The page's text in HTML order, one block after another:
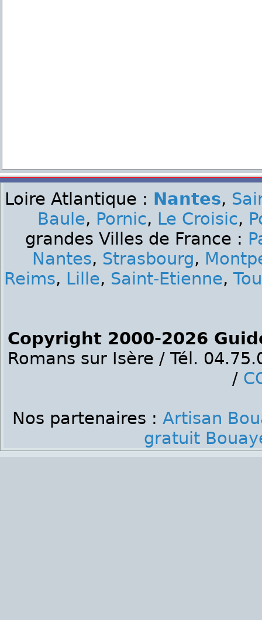
Loire Atlantique : Nantes,
Baule, Pornic, Le Croisic,
grandes Villes de France :
Nantes, Strasbourg,
Reims, Lille, Saint-Etienne,
Copyright 2000-2026
Romans sur Isère / Tél.
/
Nos partenaires : Artisan
gratuit